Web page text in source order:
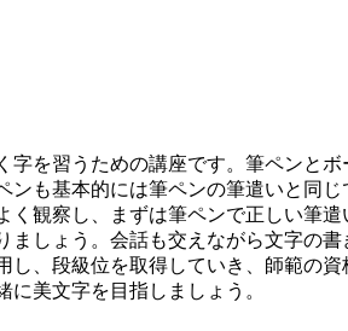
字を習うための講座です。筆ペンと
ンも基本的には筆ペンの筆遣いと同
く観察し、まずは筆ペンで正しい筆
ましょう。会話も交えながら文字の
し、段級位を取得していき、師範の
に美文字を目指しましょう。